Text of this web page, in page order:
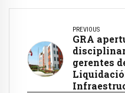
PREVIOUS
GRA
gerentes